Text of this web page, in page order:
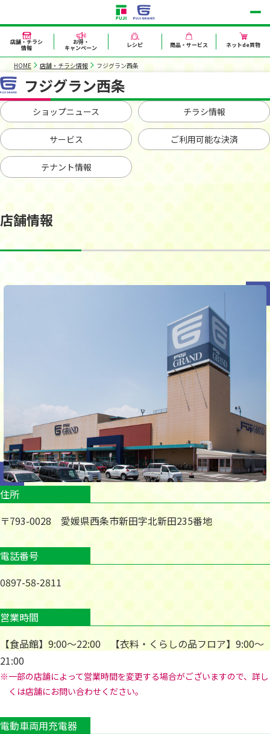
店舗・チラシ
情報
お得・
キャンペーン レシピ 商品・サービス ネットde買物
HOME 店舗・チラシ情報 フジグラン西条
フジグラン西条
ショップニュース チラシ情報
サービス ご利用可能な決済
テナント情報
店舗情報
住所
〒793-0028 愛媛県西条市新田字北新田235番地
電話番号
0897-58-2811
営業時間
【食品館】9:00～22:00 【衣料・くらしの品フロア】9:00～
21:00
※一部の店舗によって営業時間を変更する場合がございますので、詳し
くは店舗にお問い合わせください。
電動車両用充電器